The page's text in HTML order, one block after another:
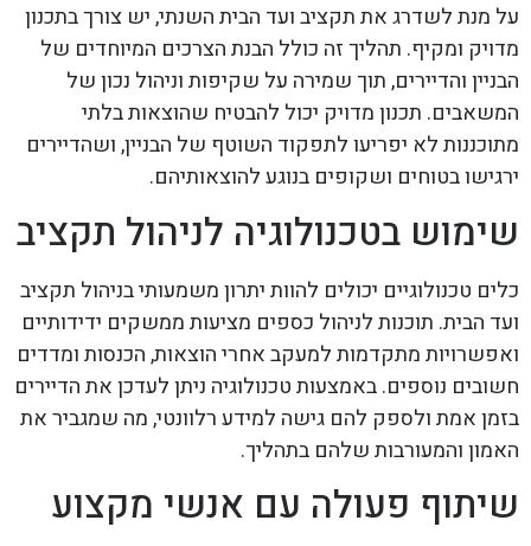
על מנת לשדרג את תקציב ועד הבית השנתי, יש צורך בתכנון
מדויק ומקיף. תהליך זה כולל הבנת הצרכים המיוחדים של
הבניין והדיירים, תוך שמירה על שקיפות וניהול נכון של
המשאבים. תכנון מדויק יכול להבטיח שהוצאות בלתי
מתוכננות לא יפריעו לתפקוד השוטף של הבניין, ושהדיירים
ירגישו בטוחים ושקופים בנוגע להוצאותיהם.
שימוש בטכנולוגיה לניהול תקציב
כלים טכנולוגיים יכולים להוות יתרון משמעותי בניהול תקציב
ועד הבית. תוכנות לניהול כספים מציעות ממשקים ידידותיים
ואפשרויות מתקדמות למעקב אחרי הוצאות, הכנסות ומדדים
חשובים נוספים. באמצעות טכנולוגיה ניתן לעדכן את הדיירים
בזמן אמת ולספק להם גישה למידע רלוונטי, מה שמגביר את
האמון והמעורבות שלהם בתהליך.
שיתוף פעולה עם אנשי מקצוע